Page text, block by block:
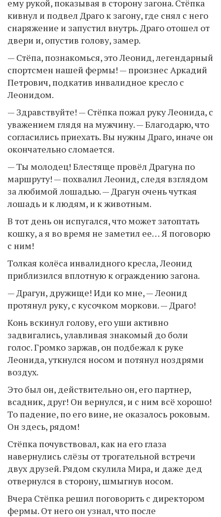
ему рукой, показывая в сторону загона. Стёпка
кивнул и подвел Драго к загону, где снял с него
снаряжение и запустил внутрь. Драго отошел от
двери и, опустив голову, замер.
— Стёпа, познакомься, это Леонид, легендарный
спортсмен нашей фермы! — произнес Аркадий
Петрович, подкатив инвалидное кресло с
Леонидом.
— Здравствуйте! — Стёпка пожал руку Леонида, с
уважением глядя на мужчину. — Благодарю, что
согласились приехать. Вы нужны Драго, иначе он
окончательно сломается.
— Ты молодец! Блестяще провёл Драгуна по
маршруту! — похвалил Леонид, следя взглядом
за любимой лошадью. — Драгун очень чуткая
лошадь и к людям, и к животным.
В тот день он испугался, что может затоптать
кошку, а я во время не заметил ее… Я поговорю
с ним!
Толкая колёса инвалидного кресла, Леонид
приблизился вплотную к ограждению загона.
— Драгун, дружище! Иди ко мне, — Леонид
протянул руку, с кусочком моркови. — Драго!
Конь вскинул голову, его уши активно
задвигались, улавливая знакомый до боли
голос. Громко заржав, он подбежал к руке
Леонида, уткнулся носом и потянул ноздрями
воздух.
Это был он, действительно он, его партнер,
всадник, друг! Он вернулся, и с ним всё хорошо!
То падение, по его вине, не оказалось роковым.
Он здесь, рядом!
Стёпка почувствовал, как на его глаза
навернулись слёзы от трогательной встречи
двух друзей. Рядом скулила Мира, и даже дед
отвернулся в сторону, шмыгнув носом.
Вчера Стёпка решил поговорить с директором
фермы. От него он узнал, что после